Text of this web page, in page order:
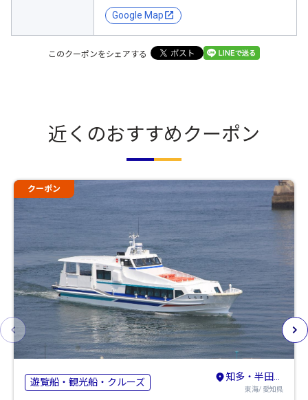
Google Map
このクーポンをシェアする
近くのおすすめクーポン
クーポン
遊覧船・観光船・クルーズ 知多・半田・常滑
東海/ 愛知県